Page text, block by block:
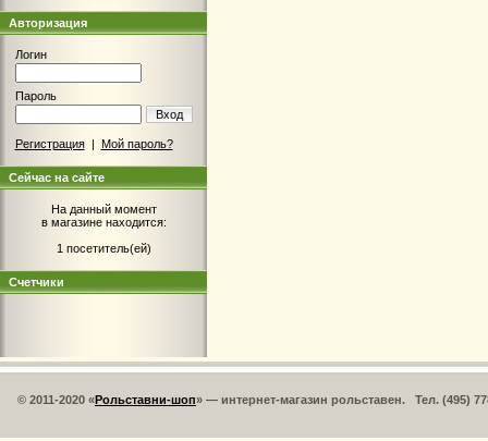
Авторизация
Логин
Пароль
Вход
Регистрация| Мой пароль?
Сейчас на сайте
На данный момент
в магазине находится:
1 посетитель(ей)
Счетчики
© 2011-2020 «Рольставни-шоп» — интернет-магазин рольставен. Тел. (495)